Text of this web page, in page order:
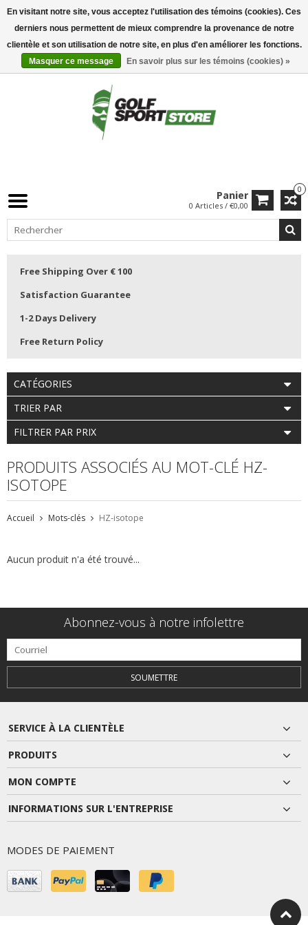
0
Panier
0 Articles / €0,00
Free Shipping Over € 100
Satisfaction Guarantee
1-2 Days Delivery
Free Return Policy
CATÉGORIES
TRIER PAR
FILTRER PAR PRIX
PRODUITS ASSOCIÉS AU MOT-CLÉ HZ-
ISOTOPE
Accueil Mots-clés HZ-isotope
Aucun produit n'a été trouvé...
Abonnez-vous à notre infolettre
SOUMETTRE
SERVICE À LA CLIENTÈLE
PRODUITS
MON COMPTE
INFORMATIONS SUR L'ENTREPRISE
MODES DE PAIEMENT
En visitant notre site, vous acceptez l'utilisation des témoins (cookies). Ces
derniers nous permettent de mieux comprendre la provenance de notre
clientèle et son utilisation de notre site, en plus d'en améliorer les fonctions.
Masquer ce message
En savoir plus sur les témoins (cookies) »